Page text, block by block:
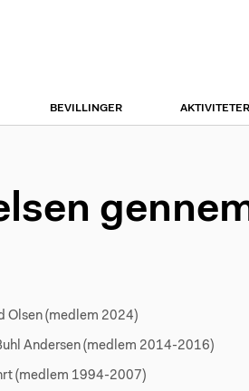
BEVILLINGER AKTIVITETER
(medlem 2024)
Andersen (medlem 2014-2016)
(medlem 1994-2007)